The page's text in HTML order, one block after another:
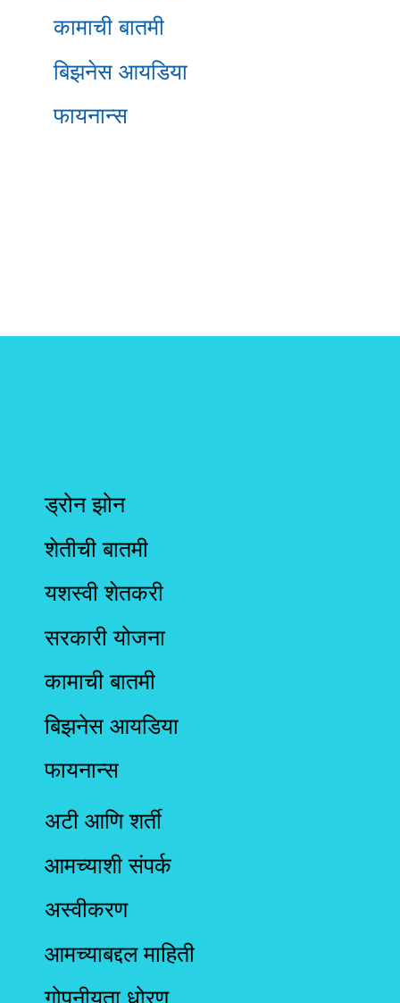
कामाची बातमी
बिझनेस आयडिया
फायनान्स
ड्रोन झोन
शेतीची बातमी
यशस्वी शेतकरी
सरकारी योजना
कामाची बातमी
बिझनेस आयडिया
फायनान्स
अटी आणि शर्ती
आमच्याशी संपर्क
अस्वीकरण
आमच्याबद्दल माहिती
गोपनीयता धोरण